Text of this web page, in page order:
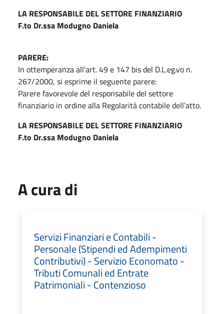
LA RESPONSABILE DEL SETTORE FINANZIARIO
F.to Dr.ssa Modugno Daniela
PARERE:
In ottemperanza all’art. 49 e 147 bis del D.L.eg.vo n.
267/2000, si esprime il seguente parere:
Parere favorevole del responsabile del settore
finanziario in ordine alla Regolarità contabile dell’atto.
LA RESPONSABILE DEL SETTORE FINANZIARIO
F.to Dr.ssa Modugno Daniela
A cura di
Servizi Finanziari e Contabili -
Personale (Stipendi ed Adempimenti
Contributivi) - Servizio Economato -
Tributi Comunali ed Entrate
Patrimoniali - Contenzioso